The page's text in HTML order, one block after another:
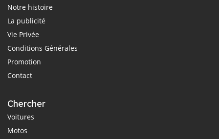
Notre histoire
La publicité
Vie Privée
Conditions Générales
Promotion
Contact
Chercher
Voitures
Motos